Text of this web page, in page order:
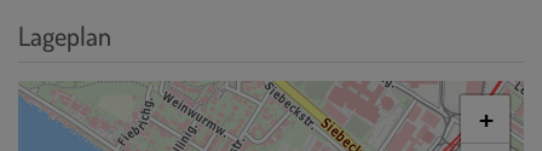
Lageplan
+